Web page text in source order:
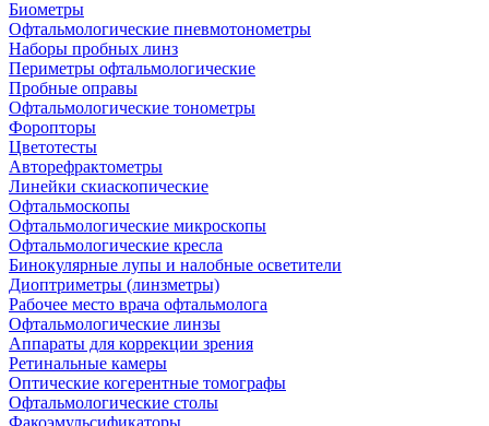
Биометры
Офтальмологические пневмотонометры
Наборы пробных линз
Периметры офтальмологические
Пробные оправы
Офтальмологические тонометры
Форопторы
Цветотесты
Авторефрактометры
Линейки скиаскопические
Офтальмоскопы
Офтальмологические микроскопы
Офтальмологические кресла
Бинокулярные лупы и налобные осветители
Диоптриметры (линзметры)
Рабочее место врача офтальмолога
Офтальмологические линзы
Аппараты для коррекции зрения
Ретинальные камеры
Оптические когерентные томографы
Офтальмологические столы
Факоэмульсификаторы